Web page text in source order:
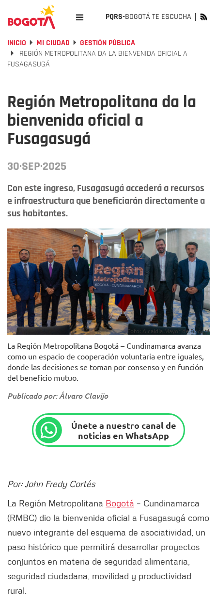
PQRS-BOGOTÁ TE ESCUCHA
INICIO MI CIUDAD
GESTIÓN PÚBLICA
REGIÓN METROPOLITANA DA LA BIENVENIDA OFICIAL A
FUSAGASUGÁ
Región Metropolitana da la
bienvenida oficial a
Fusagasugá
30·SEP·2025
Con este ingreso, Fusagasugá accederá a recursos
e infraestructura que beneficiarán directamente a
sus habitantes.
Foto: Alcaldía Mayor de Bogotá
La Región Metropolitana Bogotá – Cundinamarca avanza
como un espacio de cooperación voluntaria entre iguales,
donde las decisiones se toman por consenso y en función
del beneficio mutuo.
Publicado por: Álvaro Clavijo
Únete a nuestro canal de
noticias en WhatsApp
Por: John Fredy Cortés
La Región Metropolitana Bogotá – Cundinamarca
(RMBC) dio la bienvenida oficial a Fusagasugá como
nuevo integrante del esquema de asociatividad, un
paso histórico que permitirá desarrollar proyectos
conjuntos en materia de seguridad alimentaria,
seguridad ciudadana, movilidad y productividad
rural.